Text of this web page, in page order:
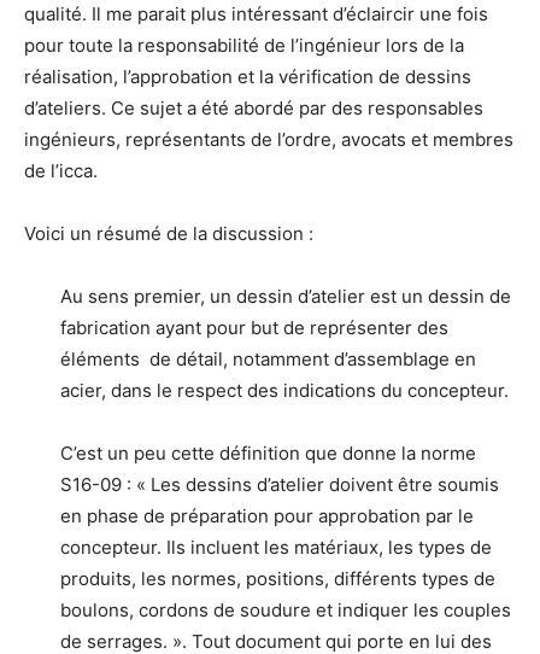
qualité. Il me parait plus intéressant d’éclaircir une fois
pour toute la responsabilité de l’ingénieur lors de la
réalisation, l’approbation et la vérification de dessins
d’ateliers. Ce sujet a été abordé par des responsables
ingénieurs, représentants de l’ordre, avocats et membres
de l’icca.
Voici un résumé de la discussion :
Au sens premier, un dessin d’atelier est un dessin de
fabrication ayant pour but de représenter des
éléments de détail, notamment d’assemblage en
acier, dans le respect des indications du concepteur.
C’est un peu cette définition que donne la norme
S16-09 : « Les dessins d’atelier doivent être soumis
en phase de préparation pour approbation par le
concepteur. Ils incluent les matériaux, les types de
produits, les normes, positions, différents types de
boulons, cordons de soudure et indiquer les couples
de serrages. ». Tout document qui porte en lui des